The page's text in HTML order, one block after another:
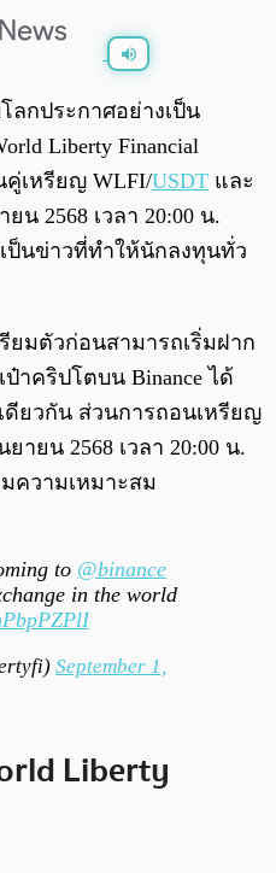
/
ลกประกาศอย่างเป็น
Liberty Financial
คู่เหรียญ WLFI/USDT และ
น 2568 เวลา 20:00 น.
ป็นข่าวที่ทำให้นักลงทุนทั่ว
ยมตัวก่อนสามารถเริ่มฝาก
าคริปโตบน Binance ได้
ดียวกัน ส่วนการถอนเหรียญ
ายน 2568 เวลา 20:00 น.
ความเหมาะสม
to @binance
in the world
September 1,
Liberty